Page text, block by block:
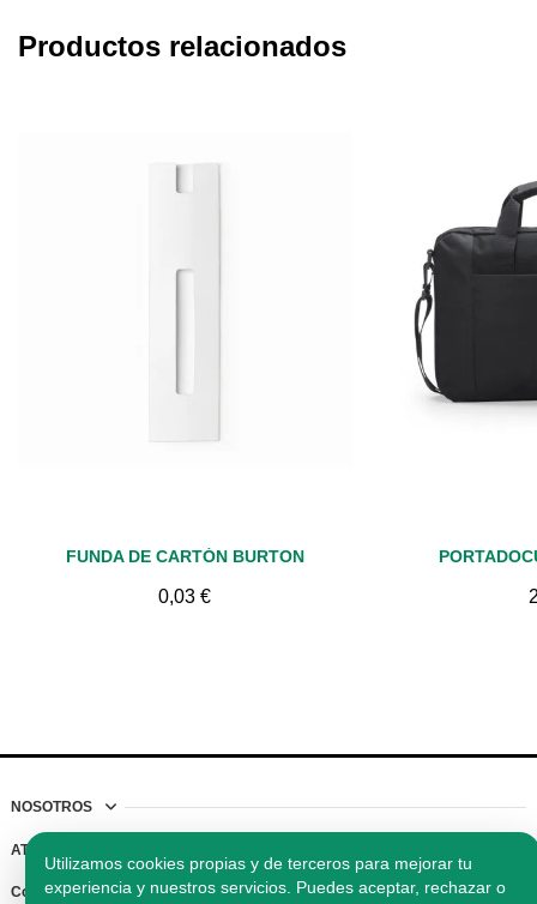
Productos relacionados
Vista rápida
FUNDA DE CARTÓN BURTON
0,03 €
NOSOTROS
ATENCIÓN AL CLIENTE
Contacto
Utilizamos cookies propias y de terceros para mejorar tu
experiencia y nuestros servicios. Puedes aceptar, rechazar o